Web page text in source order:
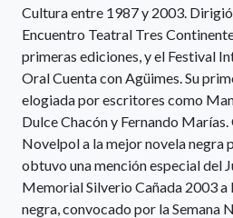
Cultura entre 1987 y 2003.
Encuentro Teatral Tres
primeras ediciones, y el Festival
Oral Cuenta con Agüimes. Su
elogiada por escritores como
Dulce Chacón y Fernando
Novelpol a la mejor novela negra
obtuvo una mención especial del
Memorial Silverio Cañada 2003
negra, convocado por la Semana